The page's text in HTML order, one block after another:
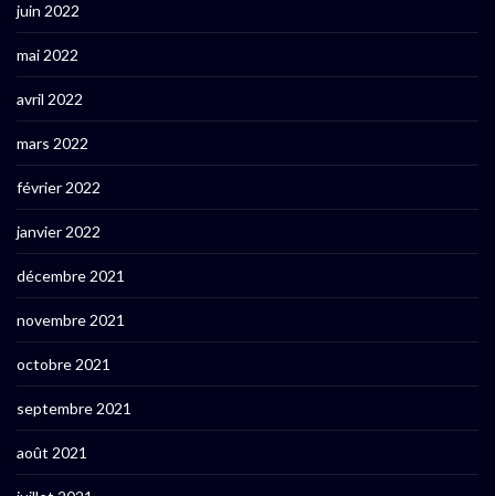
juin 2022
mai 2022
avril 2022
mars 2022
février 2022
janvier 2022
décembre 2021
novembre 2021
octobre 2021
septembre 2021
août 2021